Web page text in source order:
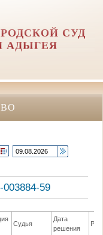
СУД
АДЫГЕЯ
59
Судья
Дата
решения